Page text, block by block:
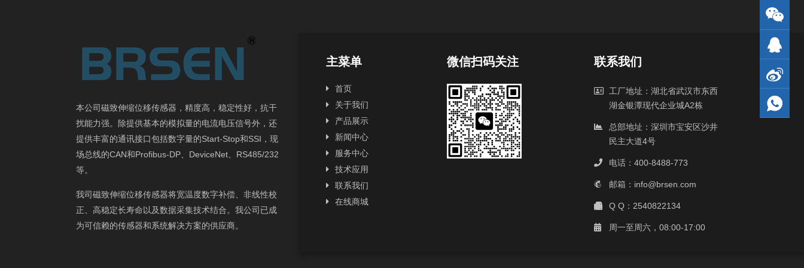
本公司磁致伸缩位移传感器，精度高，稳定性好，抗干
扰能力强。除提供基本的模拟量的电流电压信号外，还
提供丰富的通讯接口包括数字量的Start-Stop和SSI，现
场总线的CAN和Profibus-DP、DeviceNet、RS485/232
等。
我司磁致伸缩位移传感器将宽温度数字补偿、非线性校
正、高稳定长寿命以及数据采集技术结合。我公司已成
为可信赖的传感器和系统解决方案的供应商。
主菜单
首页
关于我们
产品展示
新闻中心
服务中心
技术应用
联系我们
在线商城
微信扫码关注 联系我们
工厂地址：湖北省武汉市东西
湖金银潭现代企业城A2栋
总部地址：深圳市宝安区沙井
民主大道4号
电话：400-8488-773
邮箱：info@brsen.com
Q Q：2540822134
周一至周六，08:00-17:00